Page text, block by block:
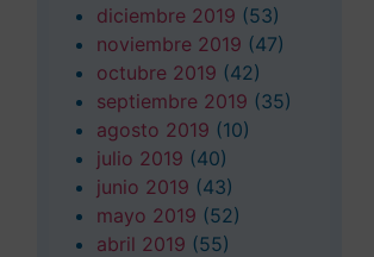
diciembre 2019 (53)
noviembre 2019 (47)
octubre 2019 (42)
septiembre 2019 (35)
agosto 2019 (10)
julio 2019 (40)
junio 2019 (43)
mayo 2019 (52)
abril 2019 (55)